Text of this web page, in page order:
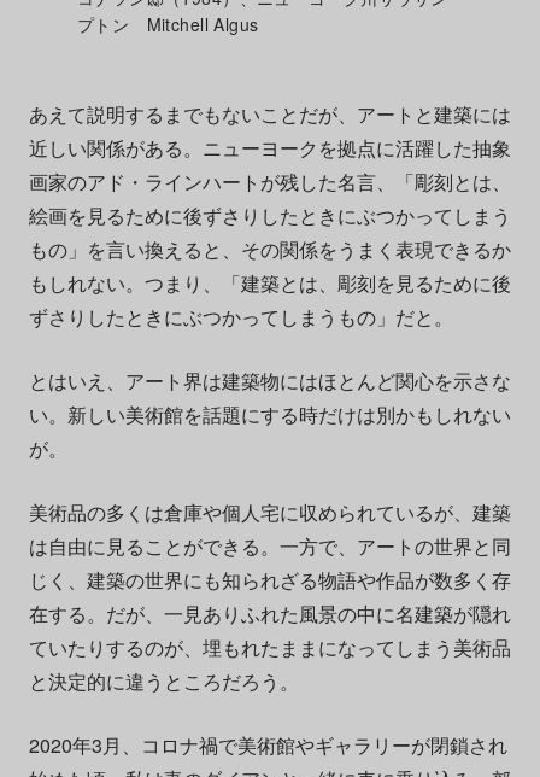
プトン Mitchell Algus
あえて説明するまでもないことだが、アートと建築には
近しい関係がある。ニューヨークを拠点に活躍した抽象
画家のアド・ラインハートが残した名言、「彫刻とは、
絵画を見るために後ずさりしたときにぶつかってしまう
もの」を言い換えると、その関係をうまく表現できるか
もしれない。つまり、「建築とは、彫刻を見るために後
ずさりしたときにぶつかってしまうもの」だと。
とはいえ、アート界は建築物にはほとんど関心を示さな
い。新しい美術館を話題にする時だけは別かもしれない
が。
美術品の多くは倉庫や個人宅に収められているが、建築
は自由に見ることができる。一方で、アートの世界と同
じく、建築の世界にも知られざる物語や作品が数多く存
在する。だが、一見ありふれた風景の中に名建築が隠れ
ていたりするのが、埋もれたままになってしまう美術品
と決定的に違うところだろう。
2020年3月、コロナ禍で美術館やギャラリーが閉鎖され